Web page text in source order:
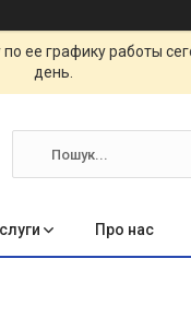
ее графику работы
день.
Про нас